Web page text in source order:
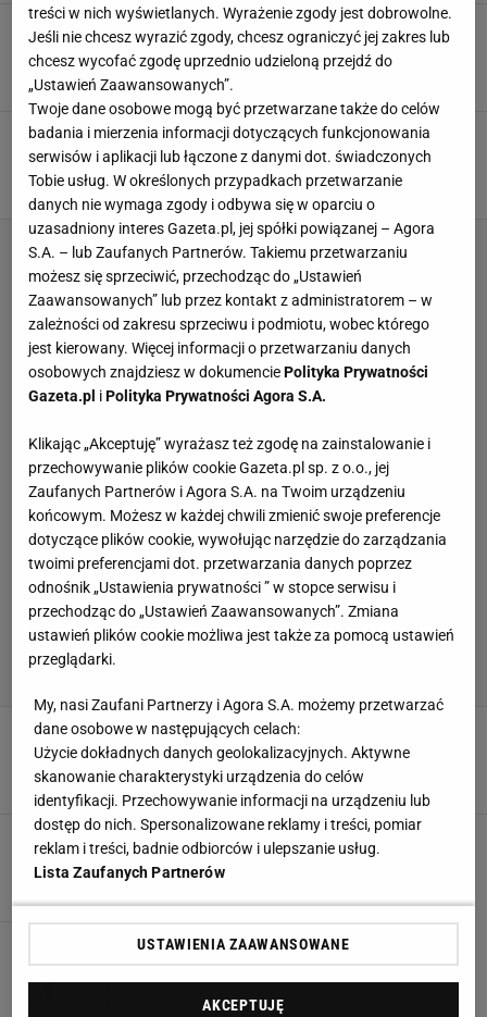
To zostanie z Sellier do końca życia. "Czekam
na decyzję o operacji"
Aleksander Bernard,
Holendrzy rozpisują się o polskiej gwieździe.
"Spotkało ją nieszczęście"
Dawid Franek,14 KWIETNIA 2026, 13:01
Sellier prawie straciła oko na igrzyskach.
"Tydzień ciągłego bólu"
Mateusz Gaweł,30 MARCA 2026, 14:23
Tak Holendrzy piszą o polskiej olimpijce
Błażej Winter,
Kamila Sellier przekazała nowe wieści ws.
stanu zdrowia. Przeszła operację
Bartosz Naus,4 MARCA 2026, 16:47
treści w nich wyświetlanych. Wyrażenie zgody jest dobrowolne.
Jeśli nie chcesz wyrazić zgody, chcesz ograniczyć jej zakres lub
chcesz wycofać zgodę uprzednio udzieloną przejdź do
„Ustawień Zaawansowanych”.
Twoje dane osobowe mogą być przetwarzane także do celów
badania i mierzenia informacji dotyczących funkcjonowania
serwisów i aplikacji lub łączone z danymi dot. świadczonych
Tobie usług. W określonych przypadkach przetwarzanie
danych nie wymaga zgody i odbywa się w oparciu o
uzasadniony interes Gazeta.pl, jej spółki powiązanej – Agora
S.A. – lub Zaufanych Partnerów. Takiemu przetwarzaniu
możesz się sprzeciwić, przechodząc do „Ustawień
Zaawansowanych” lub przez kontakt z administratorem – w
zależności od zakresu sprzeciwu i podmiotu, wobec którego
jest kierowany. Więcej informacji o przetwarzaniu danych
osobowych znajdziesz w dokumenciePolityka Prywatności
Gazeta.pl iPolityka Prywatności Agora S.A.
Klikając „Akceptuję” wyrażasz też zgodę na zainstalowanie i
przechowywanie plików cookie Gazeta.pl sp. z o.o., jej
Zaufanych Partnerów i Agora S.A. na Twoim urządzeniu
końcowym. Możesz w każdej chwili zmienić swoje preferencje
dotyczące plików cookie, wywołując narzędzie do zarządzania
twoimi preferencjami dot. przetwarzania danych poprzez
odnośnik „Ustawienia prywatności ” w stopce serwisu i
przechodząc do „Ustawień Zaawansowanych”. Zmiana
ustawień plików cookie możliwa jest także za pomocą ustawień
przeglądarki.
My, nasi Zaufani Partnerzy i Agora S.A. możemy przetwarzać
dane osobowe w następujących celach:
Użycie dokładnych danych geolokalizacyjnych. Aktywne
skanowanie charakterystyki urządzenia do celów
identyfikacji. Przechowywanie informacji na urządzeniu lub
dostęp do nich. Spersonalizowane reklamy i treści, pomiar
reklam i treści, badnie odbiorców i ulepszanie usług.
Lista Zaufanych Partnerów
USTAWIENIA ZAAWANSOWANE
AKCEPTUJĘ